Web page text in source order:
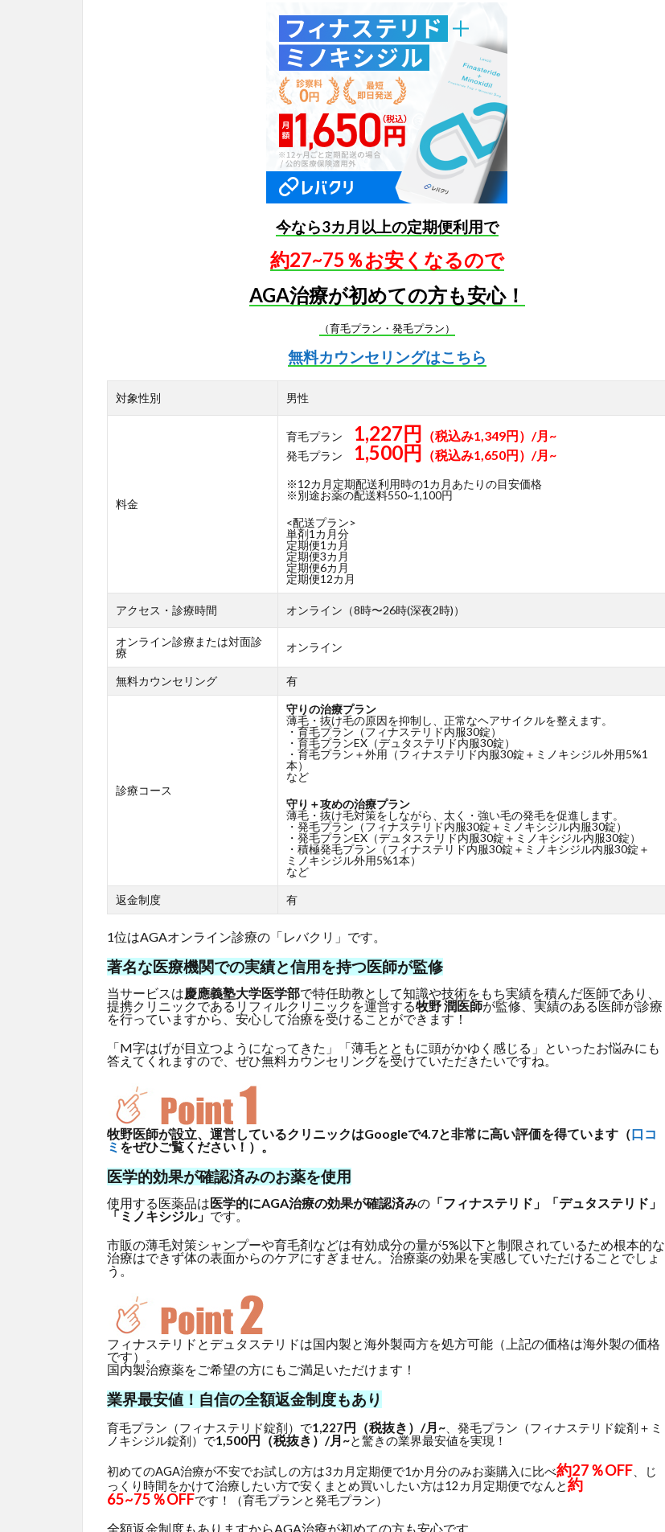
今なら3カ月以上の定期便利用で
約27~75％お安くなるので
AGA治療が初めての方も安心！
（育毛プラン・発毛プラン）
無料カウンセリングはこちら
対象性別 男性
料金
育毛プラン 1,227円 （税込み1,349円）/月~
発毛プラン 1,500円 （税込み1,650円）/月~
※12カ月定期配送利用時の1カ月あたりの目安価格
※別途お薬の配送料550~1,100円
<配送プラン>
単剤1カ月分
定期便1カ月
定期便3カ月
定期便6カ月
定期便12カ月
アクセス・診療時間 オンライン（8時〜26時(深夜2時)）
オンライン診療または対面診
療
オンライン
無料カウンセリング 有
診療コース
守りの治療プラン
薄毛・抜け毛の原因を抑制し、正常なヘアサイクルを整えます。
・育毛プラン（フィナステリド内服30錠）
・育毛プランEX（デュタステリド内服30錠）
・育毛プラン＋外用（フィナステリド内服30錠＋ミノキシジル外用5%1
本）
など
守り＋攻めの治療プラン
薄毛・抜け毛対策をしながら、太く・強い毛の発毛を促進します。
・発毛プラン（フィナステリド内服30錠＋ミノキシジル内服30錠）
・発毛プランEX（デュタステリド内服30錠＋ミノキシジル内服30錠）
・積極発毛プラン（フィナステリド内服30錠＋ミノキシジル内服30錠＋
ミノキシジル外用5%1本）
など
返金制度 有
1位はAGAオンライン診療の「レバクリ」です。
著名な医療機関での実績と信用を持つ医師が監修
当サービスは慶應義塾大学医学部で特任助教として知識や技術をもち実績を積んだ医師であり、
提携クリニックであるリフィルクリニックを運営する牧野 潤医師が監修、実績のある医師が診療
を行っていますから、安心して治療を受けることができます！
「M字はげが目立つようになってきた」「薄毛とともに頭がかゆく感じる」といったお悩みにも
答えてくれますので、ぜひ無料カウンセリングを受けていただきたいですね。
牧野医師が設立、運営しているクリニックはGoogleで4.7と非常に高い評価を得ています（口コ
ミ をぜひご覧ください！）。
医学的効果が確認済みのお薬を使用
使用する医薬品は医学的にAGA治療の効果が確認済みの 「フィナステリド」「デュタステリド」
「ミノキシジル」 です。
市販の薄毛対策シャンプーや育毛剤などは有効成分の量が5%以下と制限されているため根本的な
治療はできず体の表面からのケアにすぎません。治療薬の効果を実感していただけることでしょ
う。
フィナステリドとデュタステリドは国内製と海外製両方を処方可能（上記の価格は海外製の価格
です）。
国内製治療薬をご希望の方にもご満足いただけます！
業界最安値！自信の全額返金制度もあり
育毛プラン（フィナステリド錠剤）で1,227円（税抜き）/月~ 、発毛プラン（フィナステリド錠剤＋ミ
ノキシジル錠剤）で1,500円（税抜き）/月~と驚きの業界最安値を実現！
初めてのAGA治療が不安でお試しの方は3カ月定期便で1か月分のみお薬購入に比べ約27％OFF 、じ
っくり時間をかけて治療したい方で安くまとめ買いしたい方は12カ月定期便でなんと約
65~75％OFFです！（育毛プランと発毛プラン）
全額返金制度もありますからAGA治療が初めての方も安心です。